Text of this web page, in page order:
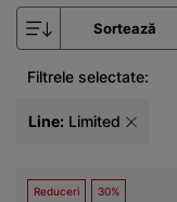
Sortează
Filtrele selectate:
Line: Limited
Reduceri 30%